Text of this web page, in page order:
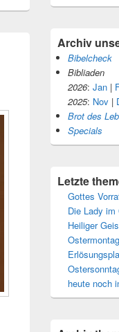
Archiv
Bibelcheck
Bibliaden
2026: Jan |
2025: Nov |
Brot des
Specials
Letzte
Gottes
Die Lady
Heiliger
heute noch